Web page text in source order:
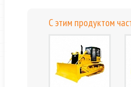
С этим продуктом